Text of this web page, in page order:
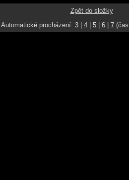
Zpět do složky
Automatické procházení: 3 4 5 6 7